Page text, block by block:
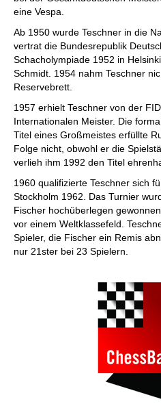
eine Vespa.
Ab 1950 wurde Teschner in die
vertrat die Bundesrepublik
Schacholympiade 1952 in
Schmidt. 1954 nahm Teschner
Reservebrett.
1957 erhielt Teschner von der
Internationalen Meister. Die
Titel eines Großmeistes erfüllte
Folge nicht, obwohl er die
verlieh ihm 1992 den Titel
1960 qualifizierte Teschner sich
Stockholm 1962. Das Turnier
Fischer hochüberlegen
vor einem Weltklassefeld.
Spieler, die Fischer ein Remis
nur 21ster bei 23 Spielern.